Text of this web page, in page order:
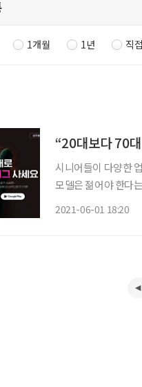
1개월 1년 직
“20대보다 70
시니어들이 다양한
모델은 젊어야 한다
2021-06-01 18:20